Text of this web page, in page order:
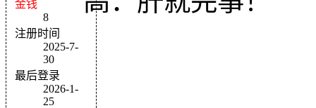
金钱
8
注册时间
2025-7-
30
最后登录
2026-1-
25